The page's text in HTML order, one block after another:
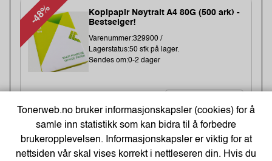
-48%
Kopipapir Nøytralt A4 80G (500 ark) -
Bestselger!
Varenummer:329900 /
Lagerstatus:50 stk på lager.
Sendes om:0-2 dager
71,-
109,-
57,- Eks. Mva. Kjøp
Tonerweb.no bruker informasjonskapsler (cookies) for å
samle inn statistikk som kan bidra til å forbedre
brukeropplevelsen. Informasjonskapsler er viktig for at
nettsiden vår skal vises korrekt i nettleseren din. Hvis du